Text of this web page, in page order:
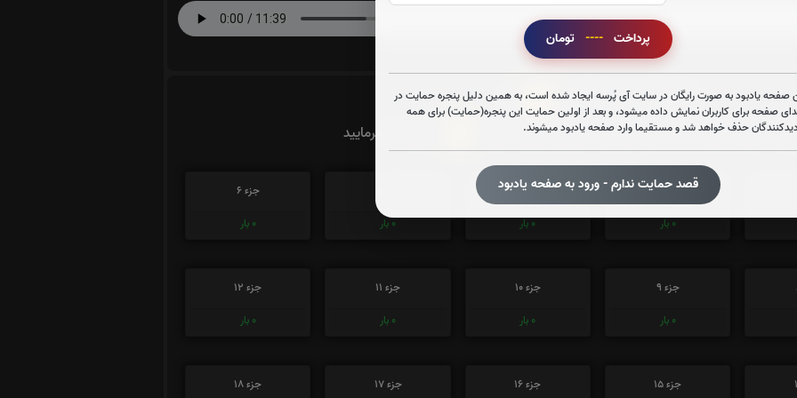
پرداخت ---- تومان
صفحه یادبود به صورت رایگان در سایت آی پُرسه ایجاد شده است، به همین دلیل پنجره حمایت در
صفحه برای کاربران نمایش داده میشود، و بعد از اولین حمایت این پنجره(حمایت) برای همه
حذف خواهد شد و مستقیما وارد صفحه یادبود میشوند.
قصد حمایت ندارم - ورود به صفحه یادبود
تعداد دفعات ختم قران: 0
بار
ختم قرآن کریم پیشنهاد میشود حضرتعالی جزء شماره
را قرائت بفرمایید
جزء 3
0 بار
جزء 4
0 بار
0 بار
جزء 6
0 بار
جزء 9
0 بار
جزء 10
0 بار
جزء 11
0 بار
جزء 12
0 بار
جزء 15
جزء 16
جزء 17
جزء 18